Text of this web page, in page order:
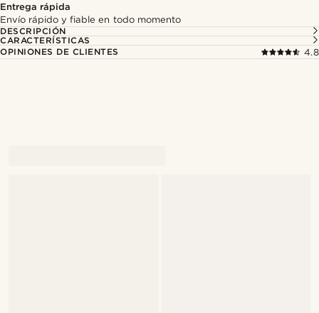
Entrega rápida
Envío rápido y fiable en todo momento
DESCRIPCIÓN
CARACTERÍSTICAS
OPINIONES DE CLIENTES
4.8